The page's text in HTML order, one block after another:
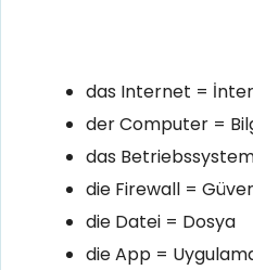
das Internet =
der Computer =
das
die Firewall =
die Datei = Dosya
die App =